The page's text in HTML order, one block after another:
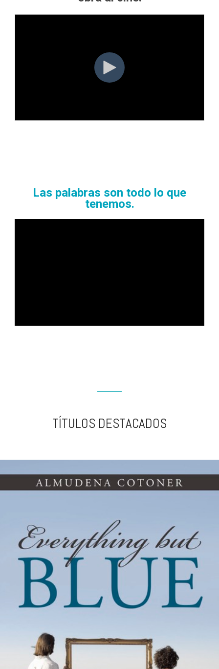
Las palabras son todo lo que
tenemos.
TÍTULOS DESTACADOS